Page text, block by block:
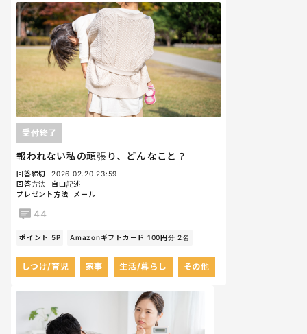
報われない私の頑張り、どんなこと？
受付終了
回答締切
2026.02.20 23:59
回答方法
自由記述
プレゼント方法
メール
44
ポイント 5P Amazonギフトカード 100円分 2名
しつけ/育児 家事 生活/暮らし その他